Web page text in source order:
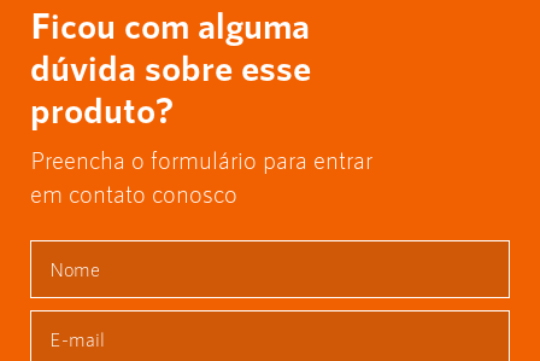
Ficou com alguma
dúvida sobre esse
produto?
Preencha o formulário para entrar
em contato conosco